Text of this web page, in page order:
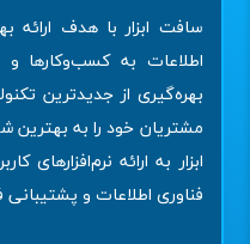
سافت ابزار با هدف ارائه
اطلاعات به کسب‌وکارها و
بهره‌گیری از جدیدترین
مشتریان خود را به بهترین
ابزار به ارائه
فناوری اطلاعات و